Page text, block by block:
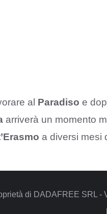
al Paradiso e
arriverà un momento
a diversi mesi
di DADAFREE SRL